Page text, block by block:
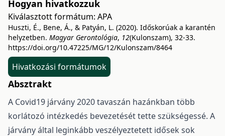
Hogyan hivatkozzuk
Kiválasztott formátum: APA
Huszti, É., Bene, Á., & Patyán, L. (2020). Időskorúak a karantén
helyzetben. Magyar Gerontológia, 12(Kulonszam), 32-33.
https://doi.org/10.47225/MG/12/Kulonszam/8464
Hivatkozási formátumok
Absztrakt
A Covid19 járvány 2020 tavaszán hazánkban több
korlátozó intézkedés bevezetését tette szükségessé. A
járvány által leginkább veszélyeztetett idősek sok